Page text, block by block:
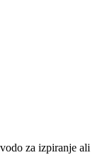
za izpiranje ali